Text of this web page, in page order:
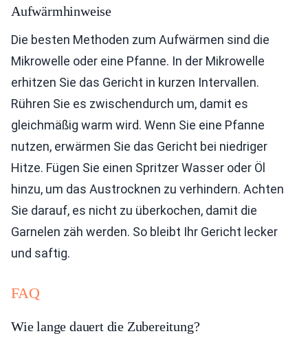
Aufwärmhinweise
Die besten Methoden zum Aufwärmen sind die
Mikrowelle oder eine Pfanne. In der Mikrowelle
erhitzen Sie das Gericht in kurzen Intervallen.
Rühren Sie es zwischendurch um, damit es
gleichmäßig warm wird. Wenn Sie eine Pfanne
nutzen, erwärmen Sie das Gericht bei niedriger
Hitze. Fügen Sie einen Spritzer Wasser oder Öl
hinzu, um das Austrocknen zu verhindern. Achten
Sie darauf, es nicht zu überkochen, damit die
Garnelen zäh werden. So bleibt Ihr Gericht lecker
und saftig.
FAQ
Wie lange dauert die Zubereitung?